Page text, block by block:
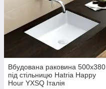
Вбудована раковина 500х380
під стільницю Hatria Happy
Hour YXSQ Італія